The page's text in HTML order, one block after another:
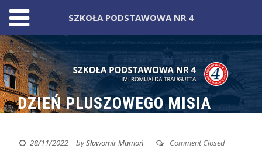
Skip
to
content
DZIEŃ PLUSZOWEGO MISIA
28/11/2022 bySławomir Mamoń Comment Closed
SZKOŁA PODSTAWOWA NR 4